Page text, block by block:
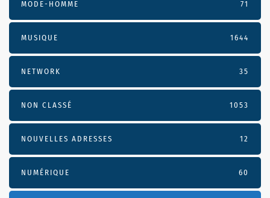
MODE-HOMME 71
MUSIQUE 1644
NETWORK 35
NON CLASSÉ 1053
NOUVELLES ADRESSES 12
NUMÉRIQUE 60